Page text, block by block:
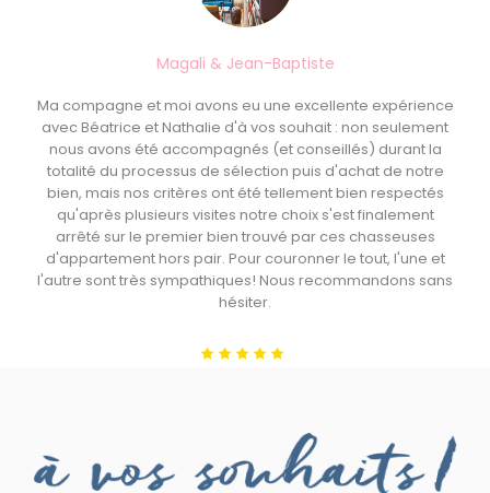
Magali & Jean-Baptiste
Ma compagne et moi avons eu une excellente expérience
avec Béatrice et Nathalie d'à vos souhait : non seulement
nous avons été accompagnés (et conseillés) durant la
totalité du processus de sélection puis d'achat de notre
bien, mais nos critères ont été tellement bien respectés
qu'après plusieurs visites notre choix s'est finalement
arrêté sur le premier bien trouvé par ces chasseuses
d'appartement hors pair. Pour couronner le tout, l'une et
l'autre sont très sympathiques! Nous recommandons sans
hésiter.